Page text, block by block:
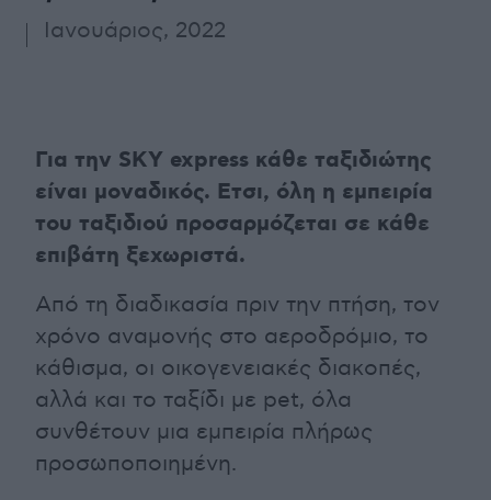
Ιανουάριος, 2022
Για την SKY express κάθε ταξιδιώτης
είναι μοναδικός. Ετσι, όλη η εμπειρία
του ταξιδιού προσαρμόζεται σε κάθε
επιβάτη ξεχωριστά.
Από τη διαδικασία πριν την πτήση, τον
χρόνο αναμονής στο αεροδρόμιο, το
κάθισμα, οι οικογενειακές διακοπές,
αλλά και το ταξίδι με pet, όλα
συνθέτουν μια εμπειρία πλήρως
προσωποποιημένη.